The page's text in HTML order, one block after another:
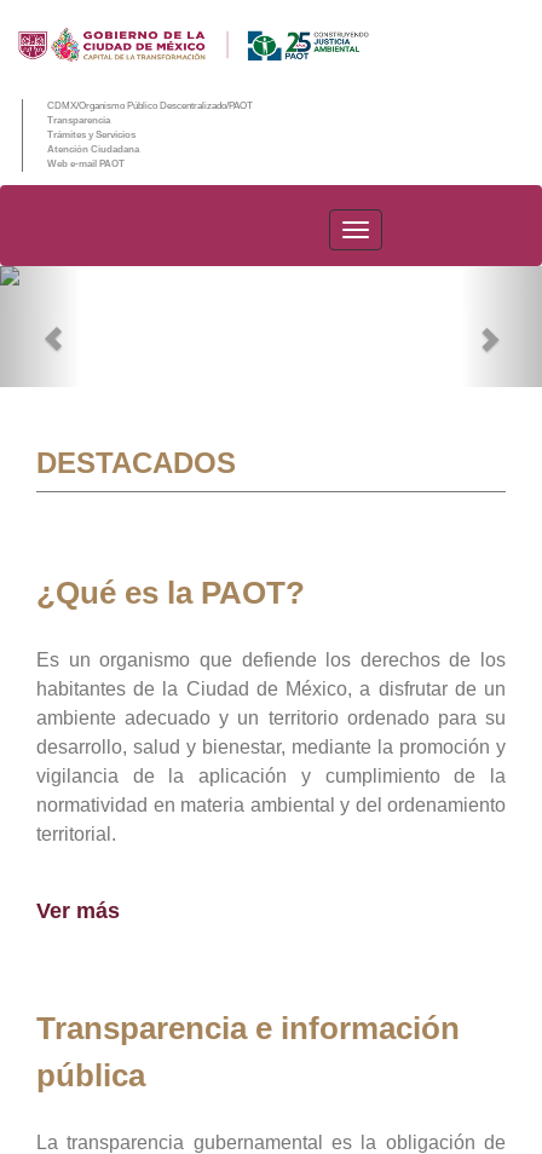
CDMX/Organismo Público Descentralizado/PAOT
Transparencia
Trámites y Servicios
Atención Ciudadana
Web e-mail PAOT
PAOT
DESTACADOS
¿Qué es la PAOT?
Es un organismo que defiende los derechos de los
habitantes de la Ciudad de México, a disfrutar de un
ambiente adecuado y un territorio ordenado para su
desarrollo, salud y bienestar, mediante la promoción y
vigilancia de la aplicación y cumplimiento de la
normatividad en materia ambiental y del ordenamiento
territorial.
Ver más
Transparencia e información
pública
La transparencia gubernamental es la obligación de